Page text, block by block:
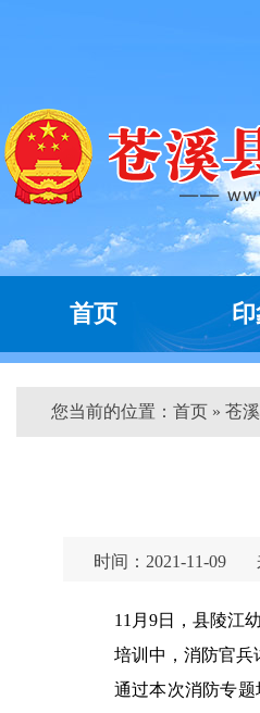
首页
您当前的位置： 首页 » 苍
时间：2021-11-09
11月9日，县陵江
培训中，消防官兵
通过本次消防专